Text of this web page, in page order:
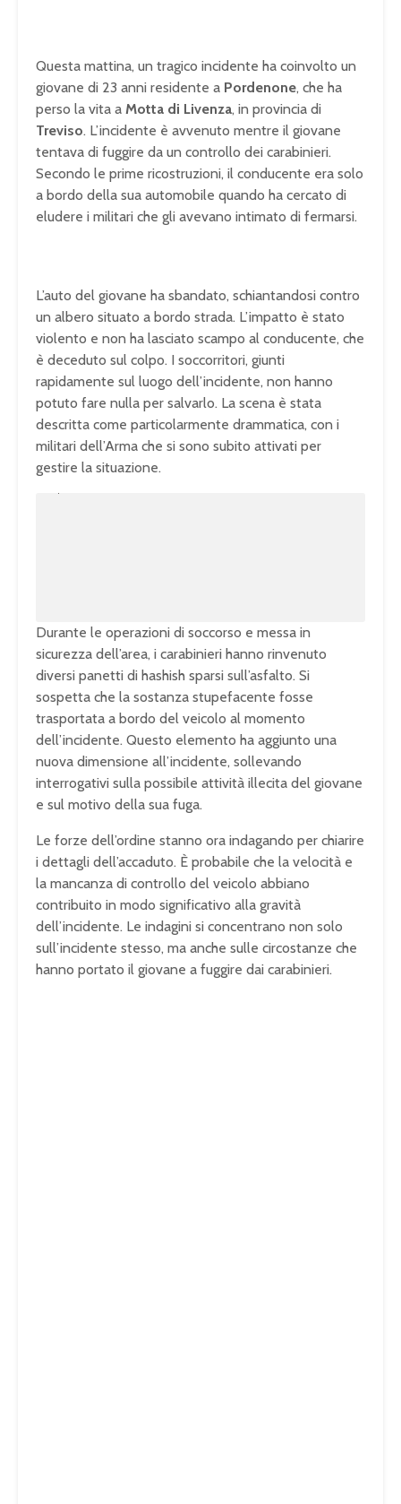
Questa mattina, un tragico incidente ha coinvolto un
giovane di 23 anni residente a Pordenone, che ha
perso la vita a Motta di Livenza, in provincia di
Treviso. L’incidente è avvenuto mentre il giovane
tentava di fuggire da un controllo dei carabinieri.
Secondo le prime ricostruzioni, il conducente era solo
a bordo della sua automobile quando ha cercato di
eludere i militari che gli avevano intimato di fermarsi.
L’auto del giovane ha sbandato, schiantandosi contro
un albero situato a bordo strada. L’impatto è stato
violento e non ha lasciato scampo al conducente, che
è deceduto sul colpo. I soccorritori, giunti
rapidamente sul luogo dell’incidente, non hanno
potuto fare nulla per salvarlo. La scena è stata
descritta come particolarmente drammatica, con i
militari dell’Arma che si sono subito attivati per
gestire la situazione.
Durante le operazioni di soccorso e messa in
sicurezza dell’area, i carabinieri hanno rinvenuto
diversi panetti di hashish sparsi sull’asfalto. Si
sospetta che la sostanza stupefacente fosse
trasportata a bordo del veicolo al momento
dell’incidente. Questo elemento ha aggiunto una
nuova dimensione all’incidente, sollevando
interrogativi sulla possibile attività illecita del giovane
e sul motivo della sua fuga.
Le forze dell’ordine stanno ora indagando per chiarire
i dettagli dell’accaduto. È probabile che la velocità e
la mancanza di controllo del veicolo abbiano
contribuito in modo significativo alla gravità
dell’incidente. Le indagini si concentrano non solo
sull’incidente stesso, ma anche sulle circostanze che
hanno portato il giovane a fuggire dai carabinieri.